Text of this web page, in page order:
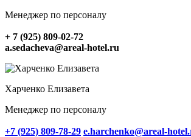
Всё для детей
Частные праздники
Смотреть все
Свадьбы
Выпускной
Менеджер по персоналу
+ 7 (925) 809-02-72
a.sedacheva@areal-hotel.ru
Харченко Елизавета
Менеджер по персоналу
+7 (925) 809-78-29 e.harchenko@areal-